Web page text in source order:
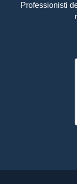
Professionisti